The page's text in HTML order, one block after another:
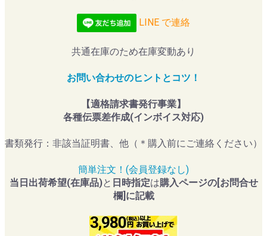
LINE で連絡
共通在庫のため在庫変動あり
お問い合わせのヒントとコツ！
【適格請求書発行事業】
各種伝票差作成(インボイス対応)
書類発行：非該当証明書、他（＊購入前にご連絡ください）
簡単注文！(会員登録なし)
当日出荷希望(在庫品)と 日時指定は購入ページの[お問合せ
欄]に記載